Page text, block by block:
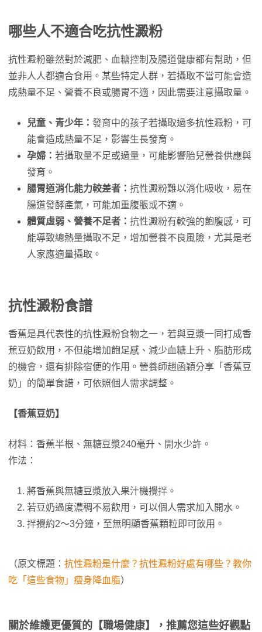
哪些人不適合吃抗性澱粉
抗性澱粉雖然對於減肥、血糖控制及腸道健康都有幫助，但
並非人人都適合食用。某些特定人群，若攝取不當可能會造
成熱量不足、營養不良或腸胃不適，因此需要注意攝取量。
兒童、青少年： 發育中的孩子若攝取過多抗性澱粉，可
能會造成熱量不足，影響生長發育。
孕婦： 若攝取量不足或過量，可能影響胎兒營養供應與
發育。
腸胃道消化能力較差者： 抗性澱粉難以消化吸收，易在
腸道發酵產氣，可能加重腹脹或不適。
體質虛弱、營養不足者： 抗性澱粉有較強的飽腹感，可
能導致總熱量攝取不足，增加營養不良風險，尤其是老
人家應適量攝取。
抗性澱粉食譜
香蕉是具代表性的抗性澱粉食物之一，若與豆漿一同打成香
蕉豆奶飲用，不但能增加飽足感、減少血糖上升、脂肪形成
的機會，還有排除宿便的作用。營養師趙函穎分享「香蕉豆
奶」的簡單食譜，可依照個人需求調整。
【香蕉豆奶】
材料：香蕉半根、無糖豆漿240毫升、開水少許。
作法：
將香蕉與無糖豆漿放入果汁機攪拌。
若豆奶過度濃稠不易飲用，可以個人需求加入開水。
拌攪約2～3分鐘，至無明顯香蕉顆粒即可飲用。
（原文標題： 抗性澱粉是什麼？抗性澱粉好處有哪些？教你
吃「這些食物」瘦身降血脂）
關於維護更優質的【職場健康】，推薦您這些好觀點